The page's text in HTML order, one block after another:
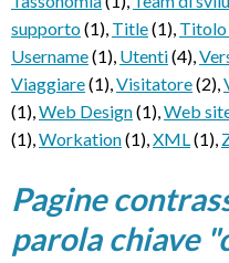
supporto(1), Title(1), Titolo
Username(1), Utenti(4),
Viaggiare(1),Visitatore(2),
(1),Web Design(1),Web
(1),Workation(1),XML(1),
Pagine
parola chiave